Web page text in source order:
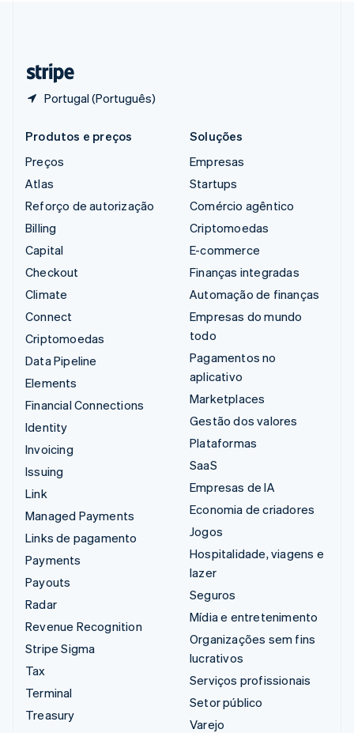
Portugal (Português)
Produtos e preços
Preços
Atlas
Reforço de autorização
Billing
Capital
Checkout
Climate
Connect
Criptomoedas
Data Pipeline
Elements
Financial Connections
Identity
Invoicing
Issuing
Link
Managed Payments
Links de pagamento
Payments
Payouts
Radar
Revenue Recognition
Stripe Sigma
Tax
Terminal
Treasury
Soluções
Empresas
Startups
Comércio agêntico
Criptomoedas
E-commerce
Finanças integradas
Automação de finanças
Empresas do mundo
todo
Pagamentos no
aplicativo
Marketplaces
Gestão dos valores
Plataformas
SaaS
Empresas de IA
Economia de criadores
Jogos
Hospitalidade, viagens e
lazer
Seguros
Mídia e entretenimento
Organizações sem fins
lucrativos
Serviços profissionais
Setor público
Varejo